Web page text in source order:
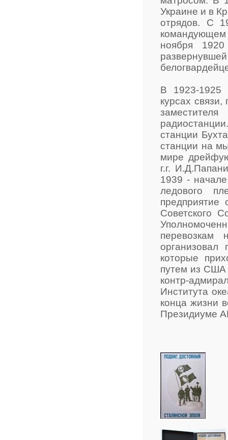
Украине и в
отрядов. С
ноября
В 1923-1925
курсах
станции
станции на
мире
г.г.
1939 -
ледового
Советского
которые
путем из США
контр-
Института
конца жизни
Президиуме